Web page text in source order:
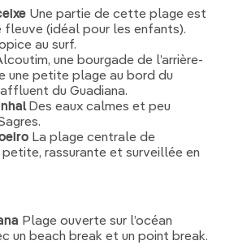
Une partie de cette plage est
(idéal pour les enfants).
au surf.
une bourgade de l’arrière-
une petite plage au bord du
affluent du Guadiana.
Des eaux calmes et peu
La plage centrale de
rassurante et surveillée en
Plage ouverte sur l’océan
un beach break et un point break.